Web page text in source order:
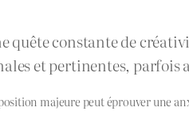
quête constante de
et pertinentes, parfois
majeure peut éprouver une